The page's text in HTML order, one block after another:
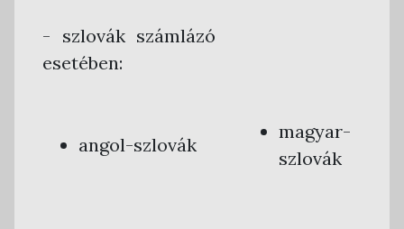
- szlovák számlázó
esetében:
angol-szlovák
magyar-
szlovák